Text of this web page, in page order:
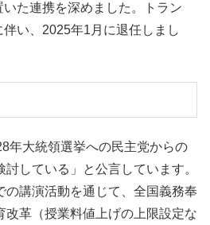
た連携を深めました。トラン
い、2025年1月に退任しまし
年大統領選挙への民主党からの
している」と公言しています。
の講演活動を通じて、全国義務奉
改革（授業料値上げの上限設定な